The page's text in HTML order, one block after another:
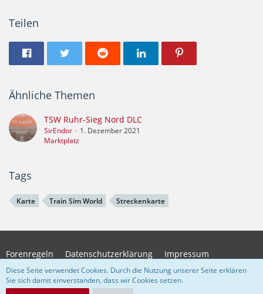
Teilen
Ähnliche Themen
TSW Ruhr-Sieg Nord DLC
SirEndor
1. Dezember 2021
Marktplatz
Tags
Karte Train Sim World Streckenkarte
Forenregeln Datenschutzerklärung Impressum
Diese Seite verwendet Cookies. Durch die Nutzung unserer Seite erklären
Sie sich damit einverstanden, dass wir Cookies setzen.